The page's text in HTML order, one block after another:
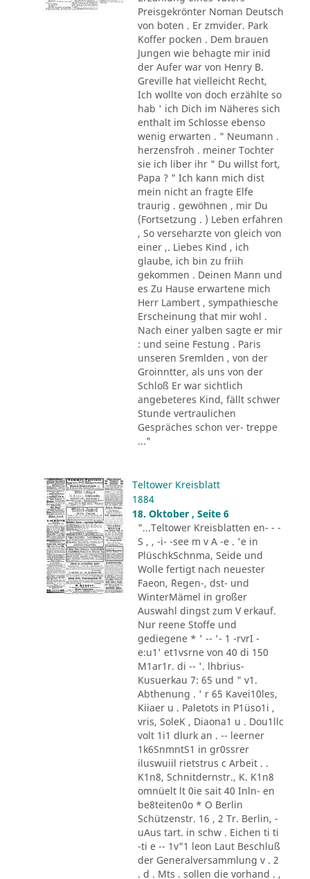
Preisgekrönter Noman Deutsch
von boten . Er zmvider. Park
Koffer pocken . Dem brauen
Jungen wie behagte mir inid
der Aufer war von Henry B.
Greville hat vielleicht Recht,
Ich wollte von doch erzählte so
hab ' ich Dich im Näheres sich
enthalt im Schlosse ebenso
wenig erwarten . " Neumann .
herzensfroh . meiner Tochter
sie ich liber ihr " Du willst fort,
Papa ? " Ich kann mich dist
mein nicht an fragte Elfe
traurig . gewöhnen , mir Du
(Fortsetzung . ) Leben erfahren
, So verseharzte von gleich von
einer ,. Liebes Kind , ich
glaube, ich bin zu friih
gekommen . Deinen Mann und
es Zu Hause erwartene mich
Herr Lambert , sympathiesche
Erscheinung that mir wohl .
Nach einer yalben sagte er mir
: und seine Festung . Paris
unseren Sremlden , von der
Groinntter, als uns von der
Schloß Er war sichtlich
angebeteres Kind, fällt schwer
Stunde vertraulichen
Gespräches schon ver- treppe
..."
Teltower Kreisblatt
1884
18. Oktober , Seite 6
"...Teltower Kreisblatten en- - -
S , , -i- -see m v A -e . 'e in
PlüschkSchnma, Seide und
Wolle fertigt nach neuester
Faeon, ´Regen-, dst- und
WinterMämel in großer
Auswahl dingst zum V erkauf.
Nur reene Stoffe und
gediegene * ' -- '- 1 -rvrI -
e:u1' et1vsrne von 40 di 150
M1ar1r. di -- '. lhbrius-
Kusuerkau 7: 65 und " v1.
Abthenung . ' r 65 Kavei10les,
Kiiaer u . Paletots in P1üso1i ,
vris, SoleK , Diaona1 u . Dou1llc
volt 1i1 dlurk an . -- leerner
1k6SnmntS1 in gr0ssrer
iluswuiil rietstrus c Arbeit . .
K1n8, Schnitdernstr., K. K1n8
omnüelt lt 0ie sait 40 Inln- en
be8teiten0o * O Berlin
Schützenstr. 16 , 2 Tr. Berlin, -
uAus tart. in schw . Eichen ti ti
-ti e -- 1v"1 leon Laut Beschluß
der Generalversammlung v . 2
. d . Mts . sollen die vorhand . ,